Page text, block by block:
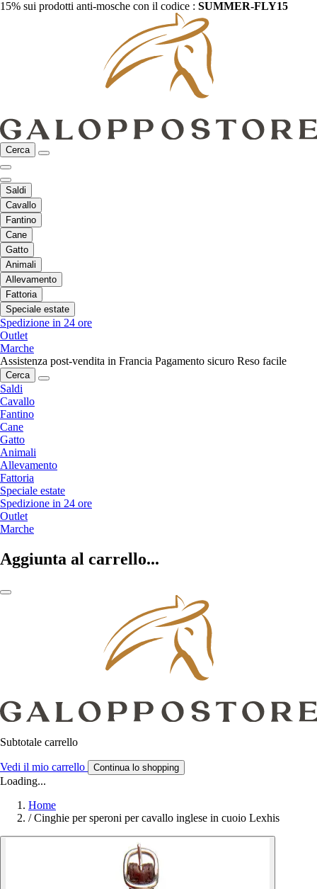
15% sui prodotti anti-mosche con il codice : SUMMER-FLY15
Cerca
Saldi
Cavallo
Fantino
Cane
Gatto
Animali
Allevamento
Fattoria
Speciale estate
Spedizione in 24 ore
Outlet
Marche
Assistenza post-vendita in Francia Pagamento sicuro Reso facile
Cerca
Saldi
Cavallo
Fantino
Cane
Gatto
Animali
Allevamento
Fattoria
Speciale estate
Spedizione in 24 ore
Outlet
Marche
Aggiunta al carrello...
Subtotale carrello
Vedi il mio carrello Continua lo shopping
Loading...
Home
/ Cinghie per speroni per cavallo inglese in cuoio Lexhis